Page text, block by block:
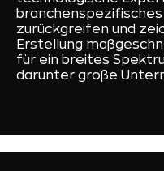
zurückgreifen und
Erstellung
für ein breites
darunter große